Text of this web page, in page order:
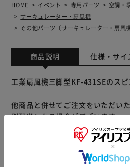
HOME イベント 専用パーツ
空調・
サーキュレーター・扇風機
その他パーツ（サーキュレーター・扇風機
商品説明 仕様・サイ
工業扇風機三脚型KF-431SEのスピ
他商品と併せてご注文をいただい
別配送となる場合がございます。
※別配送となりましても別途送料
※製品は予告なく仕様を変更する
じめご了承ください。